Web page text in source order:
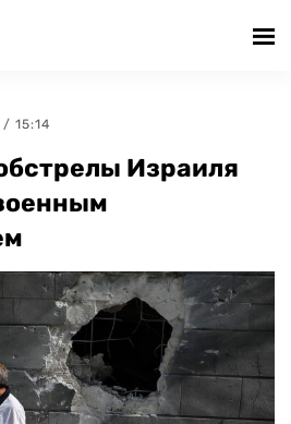
/ 15:14
Израиля